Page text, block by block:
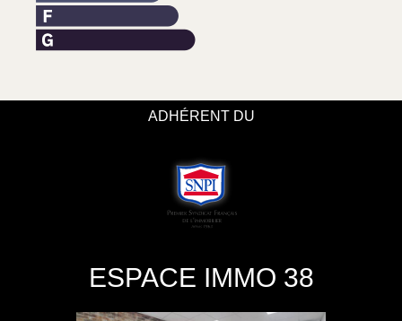
ADHÉRENT DU
ESPACE IMMO 38